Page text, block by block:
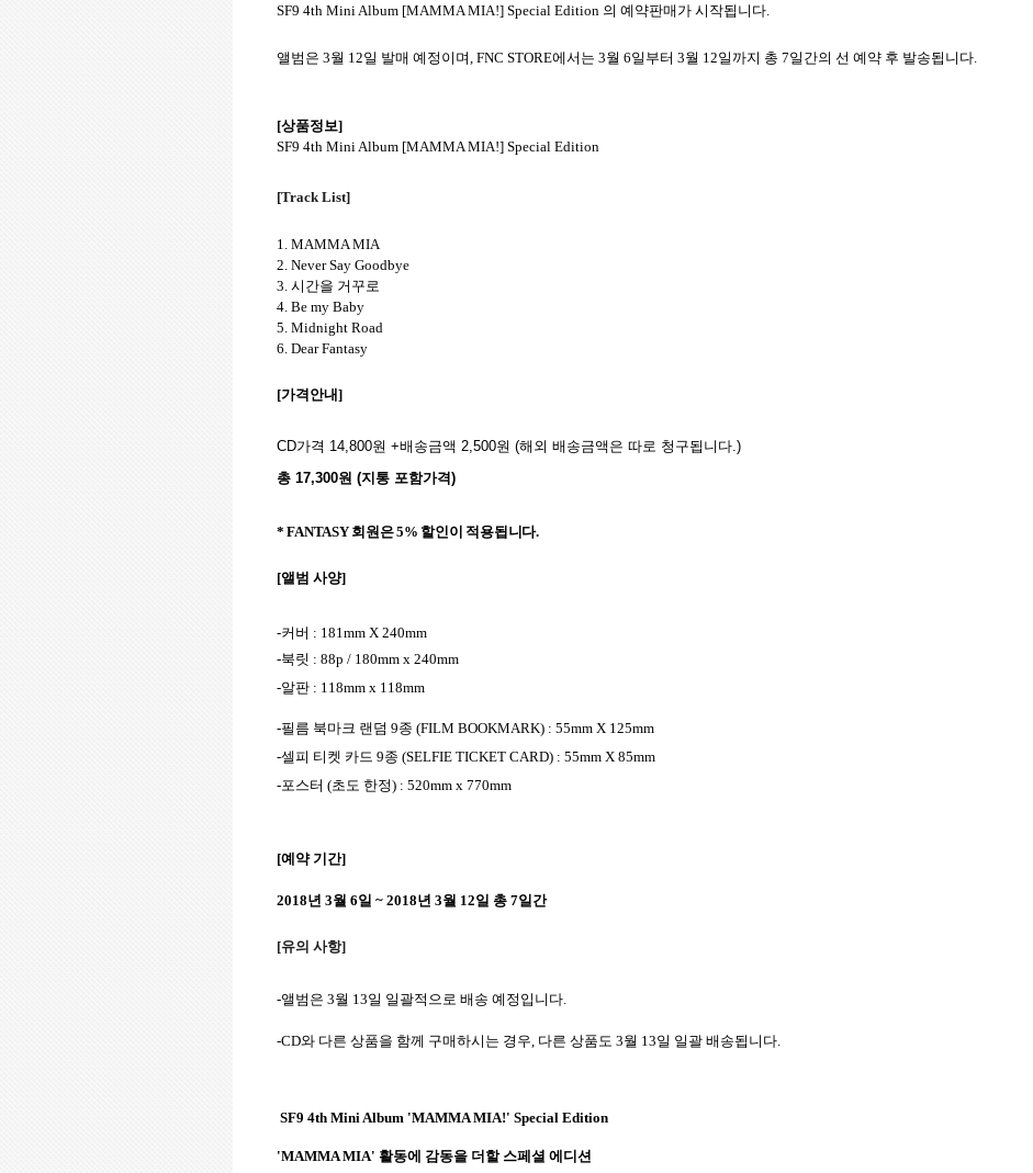
SF9 4th Mini Album [MAMMA MIA!] Special Edition 의 예약판매가 시작됩니다
앨범은 3월 12일 발매 예정이며 FNC STORE에서는 3월 6일부터 3월 12일까지 총 7일간의 선 예약 후 발송됩니다
[상품정보]
SF9 4th Mini Album [MAMMA MIA!] Special Edition
[Track List]
1. MAMMA MIA
2. Never Say Goodbye
3. 시간을 거꾸로
4. Be my Baby
5. Midnight Road
6. Dear Fantasy
[가격안내]
CD가격 14,800원 +배송금액 2,500원 (해외 배송금액은 따로 청구됩니다.)
총 17,300원 (지통 포함가격)
* FANTASY 회원은5% 할인이 적용됩니다.
[앨범 사양]
-커버 : 181mm X 240mm
-북릿 : 88p / 180mm x 240mm
-알판 : 118mm x 118mm
-필름 북마크 랜덤 9종 (FILM BOOKMARK) : 55mm X 125mm
-셀피 티켓 카드 9종 (SELFIE TICKET CARD) : 55mm X 85mm
-포스터 (초도 한정) : 520mm x 770mm
[예약 기간]
2018년 3월 6일 ~ 2018년 3월 12일 총 7일간
[유의 사항]
-앨범은 3월 13일 일괄적으로 배송 예정입니다.
-CD와 다른 상품을 함께 구매하시는 경우, 다른 상품도 3월 13일 일괄 배송됩니다.
SF9 4th Mini Album 'MAMMA MIA!' Special Edition
'MAMMA MIA' 활동에 감동을 더할 스페셜 에디션